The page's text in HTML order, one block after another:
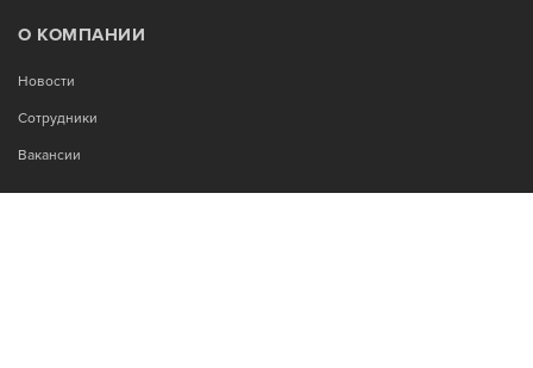
О КОМПАНИИ
Новости
Сотрудники
Вакансии